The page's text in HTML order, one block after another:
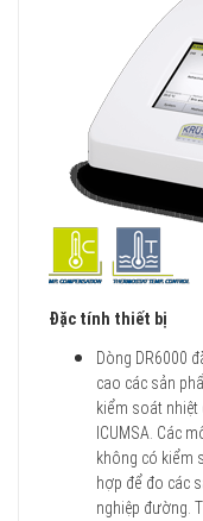
Đặc tính thiết bị
Dòng DR6000
cao các sản
kiểm soát nhiệt
ICUMSA. Các
không có kiểm
hợp để đo các
nghiệp đường.